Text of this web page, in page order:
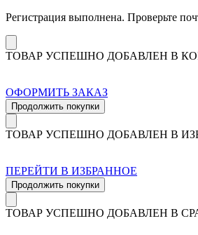
Регистрация выполнена. Проверьте
ТОВАР УСПЕШНО ДОБАВЛЕН В
ОФОРМИТЬ ЗАКАЗ
Продолжить покупки
ТОВАР УСПЕШНО ДОБАВЛЕН В
ПЕРЕЙТИ В ИЗБРАННОЕ
Продолжить покупки
ТОВАР УСПЕШНО ДОБАВЛЕН В